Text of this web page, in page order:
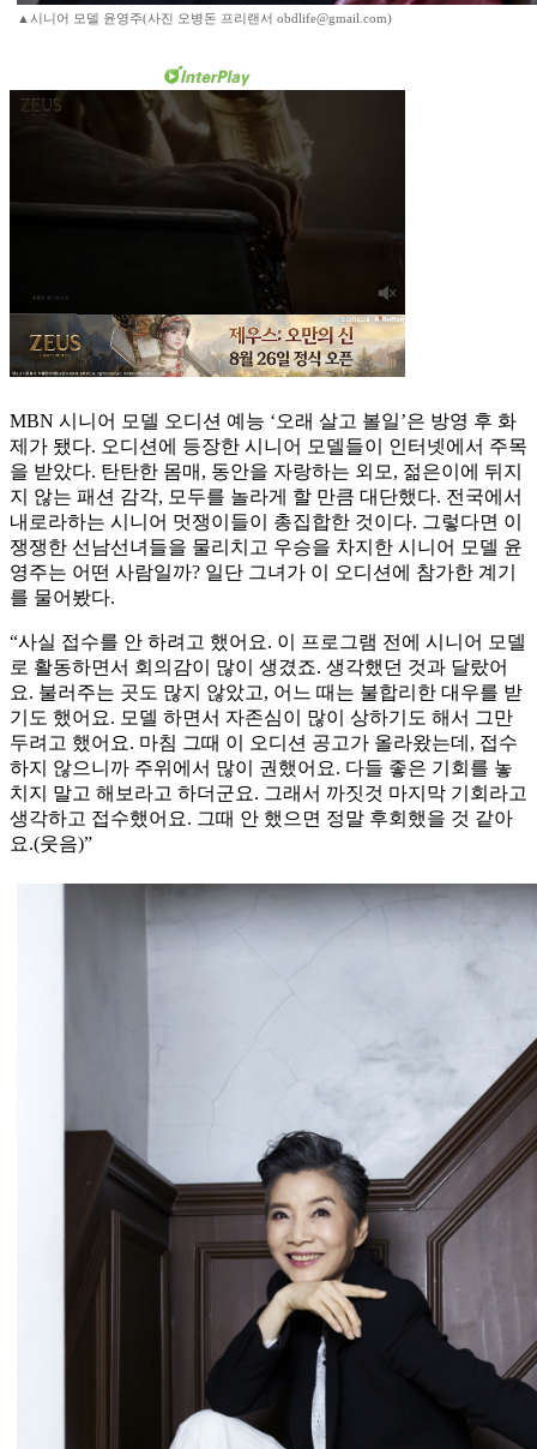
▲시니어 모델 윤영주(사진 오병돈 프리랜서 obdlife@gmail.com)
MBN 시니어 모델 오디션 예능 ‘오래 살고 볼일’은 방영 후 화
제가 됐다. 오디션에 등장한 시니어 모델들이 인터넷에서 주목
을 받았다. 탄탄한 몸매, 동안을 자랑하는 외모, 젊은이에 뒤지
지 않는 패션 감각, 모두를 놀라게 할 만큼 대단했다. 전국에서
내로라하는 시니어 멋쟁이들이 총집합한 것이다. 그렇다면 이
쟁쟁한 선남선녀들을 물리치고 우승을 차지한 시니어 모델 윤
영주는 어떤 사람일까? 일단 그녀가 이 오디션에 참가한 계기
를 물어봤다.
“사실 접수를 안 하려고 했어요. 이 프로그램 전에 시니어 모델
로 활동하면서 회의감이 많이 생겼죠. 생각했던 것과 달랐어
요. 불러주는 곳도 많지 않았고, 어느 때는 불합리한 대우를 받
기도 했어요. 모델 하면서 자존심이 많이 상하기도 해서 그만
두려고 했어요. 마침 그때 이 오디션 공고가 올라왔는데, 접수
하지 않으니까 주위에서 많이 권했어요. 다들 좋은 기회를 놓
치지 말고 해보라고 하더군요. 그래서 까짓것 마지막 기회라고
생각하고 접수했어요. 그때 안 했으면 정말 후회했을 것 같아
요.(웃음)”